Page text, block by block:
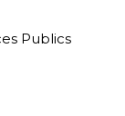
Publics